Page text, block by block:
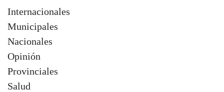
Internacionales
Municipales
Nacionales
Opinión
Provinciales
Salud